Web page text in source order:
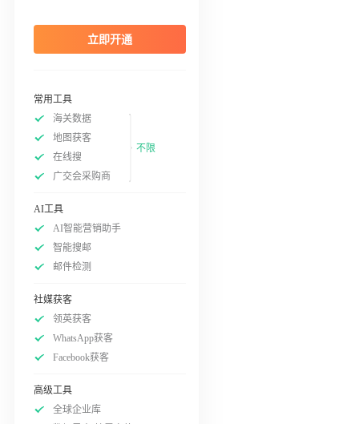
立即开通
常用工具
海关数据
地图获客
在线搜
广交会采购商
不限
AI工具
AI智能营销助手
智能搜邮
邮件检测
社媒获客
领英获客
WhatsApp获客
Facebook获客
高级工具
全球企业库